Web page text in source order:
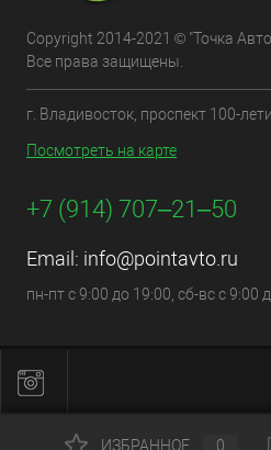
Copyright 2014-2021 © "Точка
Все права защищены.
г. Владивосток, проспект 100-
Посмотреть на карте
+7 (914) 707‒21‒50
Email: info@pointavto.ru
пн-пт с 9:00 до 19:00, сб-вс с 9:00
ИЗБРАННОЕ 0